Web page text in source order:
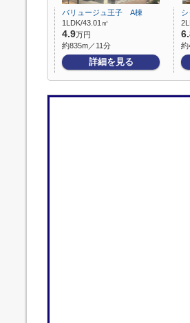
バリュージュ王子 A棟
1LDK/43.01㎡
4.9万円
約835m／11分
詳細を見る
約